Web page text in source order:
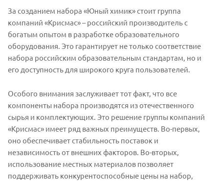
За созданием набора «Юный химик» стоит группа
компаний «Крисмас» – российский производитель с
богатым опытом в разработке образовательного
оборудования. Это гарантирует не только соответствие
набора российским образовательным стандартам, но и
его доступность для широкого круга пользователей.
Особого внимания заслуживает тот факт, что все
компоненты набора производятся из отечественного
сырья и комплектующих. Это решение группы компаний
«Крисмас» имеет ряд важных преимуществ. Во-первых,
оно обеспечивает стабильность поставок и
независимость от внешних факторов. Во-вторых,
использование местных материалов позволяет
поддерживать конкурентоспособные цены на набор,